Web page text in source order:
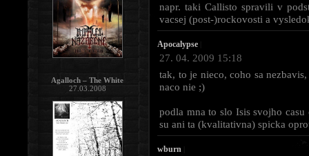
napr. taki Callisto spravili v
vacsej (post-)rockovosti a
Apocalypse
27. 04. 2009 15:18
tak, to je nieco, coho sa
naco nie ;)
podla mna to slo Isis svojho
su ani ta (kvalitativna) spicka
wburn
Agalloch – The White
27.03.2008